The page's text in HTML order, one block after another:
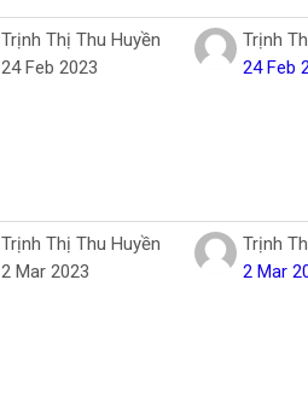
Trịnh Thị Thu Huyền
24 Feb 2023
Trịnh
24 Feb
Trịnh Thị Thu Huyền
2 Mar 2023
Trịnh
2 Mar